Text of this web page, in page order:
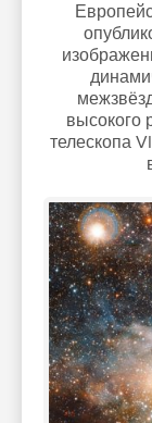
высокого
телескопа